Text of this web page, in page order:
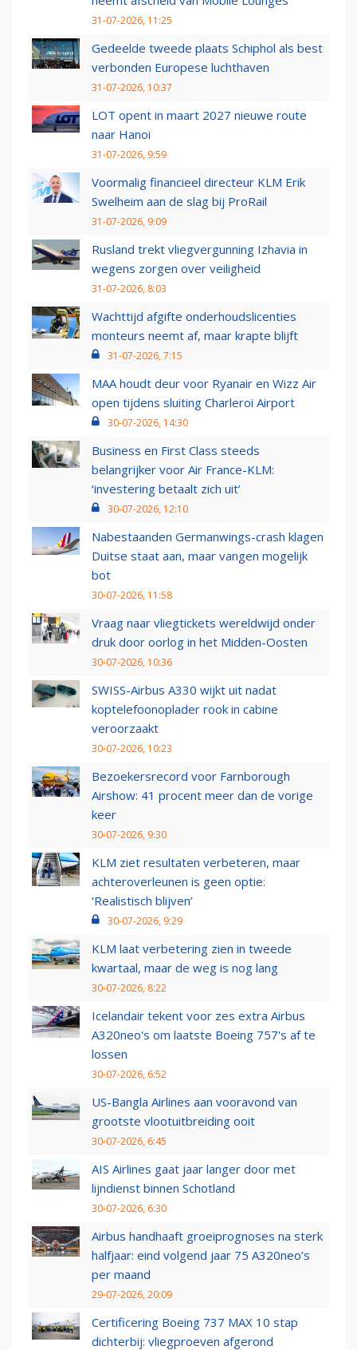
31-07-2026, 11:25
Gedeelde tweede plaats Schiphol als best
verbonden Europese luchthaven
31-07-2026, 10:37
LOT opent in maart 2027 nieuwe route
naar Hanoi
31-07-2026, 9:59
Voormalig financieel directeur KLM Erik
Swelheim aan de slag bij ProRail
31-07-2026, 9:09
Rusland trekt vliegvergunning Izhavia in
wegens zorgen over veiligheid
31-07-2026, 8:03
Wachttijd afgifte onderhoudslicenties
monteurs neemt af, maar krapte blijft
31-07-2026, 7:15
MAA houdt deur voor Ryanair en Wizz Air
open tijdens sluiting Charleroi Airport
30-07-2026, 14:30
Business en First Class steeds
belangrijker voor Air France-KLM:
‘investering betaalt zich uit’
30-07-2026, 12:10
Nabestaanden Germanwings-crash klagen
Duitse staat aan, maar vangen mogelijk
bot
30-07-2026, 11:58
Vraag naar vliegtickets wereldwijd onder
druk door oorlog in het Midden-Oosten
30-07-2026, 10:36
SWISS-Airbus A330 wijkt uit nadat
koptelefoonoplader rook in cabine
veroorzaakt
30-07-2026, 10:23
Bezoekersrecord voor Farnborough
Airshow: 41 procent meer dan de vorige
keer
30-07-2026, 9:30
KLM ziet resultaten verbeteren, maar
achteroverleunen is geen optie:
‘Realistisch blijven’
30-07-2026, 9:29
KLM laat verbetering zien in tweede
kwartaal, maar de weg is nog lang
30-07-2026, 8:22
Icelandair tekent voor zes extra Airbus
A320neo's om laatste Boeing 757's af te
lossen
30-07-2026, 6:52
US-Bangla Airlines aan vooravond van
grootste vlootuitbreiding ooit
30-07-2026, 6:45
AIS Airlines gaat jaar langer door met
lijndienst binnen Schotland
30-07-2026, 6:30
Airbus handhaaft groeiprognoses na sterk
halfjaar: eind volgend jaar 75 A320neo’s
per maand
29-07-2026, 20:09
Certificering Boeing 737 MAX 10 stap
dichterbij: vliegproeven afgerond